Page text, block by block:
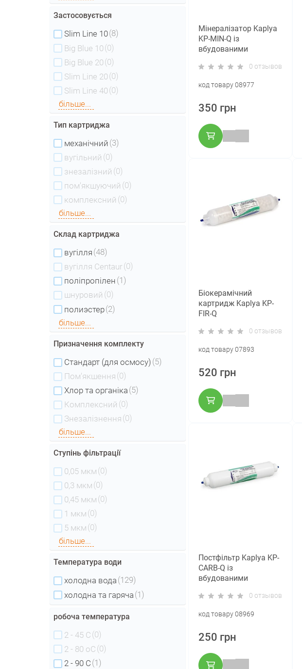
Застосовується
Slim Line 10(8)
Big Blue 10 (0)
Big Blue 20 (0)
Slim Line 20 (0)
Slim Line 40 (0)
більше...
Тип картриджа
механічний (3)
вугільний (0)
знезалізний (0)
пом'якшуючий (0)
комплексний (0)
більше...
Склад картриджа
вугілля (48)
вугілля Centaur (0)
поліпропілен (1)
шнуровий (0)
полиэстер(2)
більше...
Призначення комплекту
Стандарт (для осмосу) (5)
Пом'якшення (0)
Хлор та органіка (5)
Комплексний (0)
Знезалізнення (0)
більше...
Ступінь фільтрації
0,05 мкм (0)
0,3 мкм (0)
0,45 мкм (0)
1 мкм (0)
5 мкм (0)
більше...
Температура води
холодна вода (129)
холодна та гаряча (1)
робоча температура
2 - 45 С (0)
2 - 80 оС (0)
2 - 90 С (1)
Мінералізатор Kaplya
KP-MIN-Q із
вбудованими
0 отзывов
код товару 08977
350 грн
Біокерамічний
картридж Kaplya KP-
FIR-Q
0 отзывов
код товару 07893
520 грн
Постфільтр Kaplya KP-
CARB-Q із
вбудованими
0 отзывов
код товару 08969
250 грн